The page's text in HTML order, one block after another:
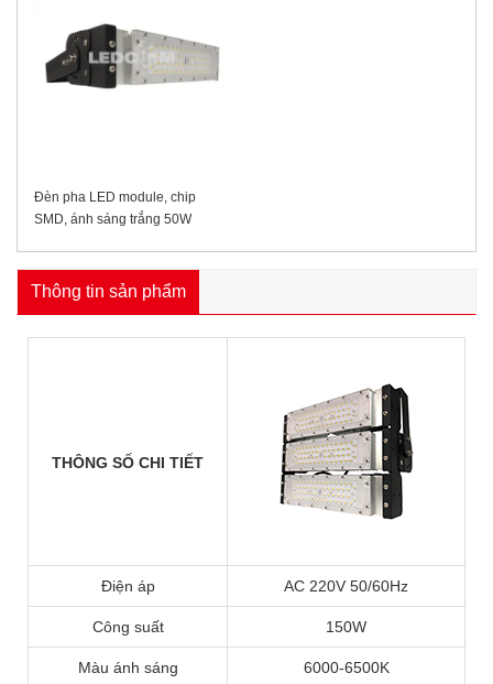
Đèn pha LED module, chip
SMD, ánh sáng trắng 50W
Thông tin sản phẩm
THÔNG SỐ CHI TIẾT
Điện áp AC 220V 50/60Hz
Công suất 150W
Màu ánh sáng 6000-6500K